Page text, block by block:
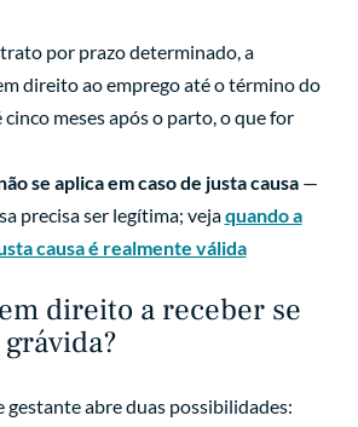
por prazo determinado, a
direito ao emprego até o término do
meses após o parto, o que for
se aplica em caso de justa causa—
precisa ser legítima; vejaquando a
causa é realmente válida
direito a receber se
gestante abre duas possibilidades: